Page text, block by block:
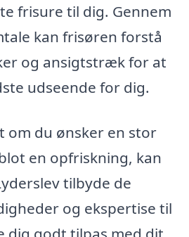
frisure til dig. Gennem
kan frisøren forstå
og ansigtstræk for at
udseende for dig.
om du ønsker en stor
en opfriskning, kan
tilbyde de
og ekspertise til